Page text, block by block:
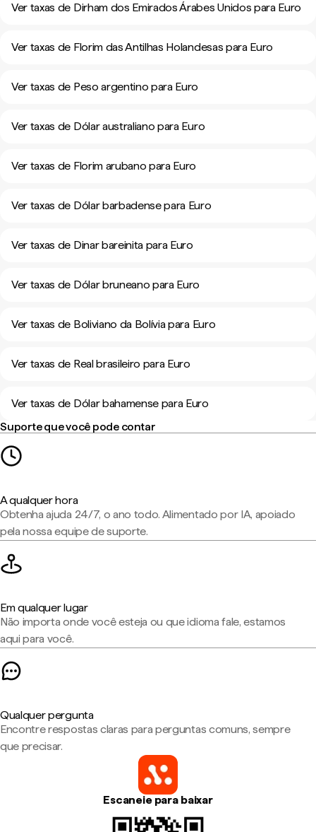
Ver taxas de Dirham dos Emirados Árabes Unidos para Euro
Ver taxas de Florim das Antilhas Holandesas para Euro
Ver taxas de Peso argentino para Euro
Ver taxas de Dólar australiano para Euro
Ver taxas de Florim arubano para Euro
Ver taxas de Dólar barbadense para Euro
Ver taxas de Dinar bareinita para Euro
Ver taxas de Dólar bruneano para Euro
Ver taxas de Boliviano da Bolívia para Euro
Ver taxas de Real brasileiro para Euro
Ver taxas de Dólar bahamense para Euro
Suporte que você pode contar
A qualquer hora
Obtenha ajuda 24/7, o ano todo. Alimentado por IA, apoiado
pela nossa equipe de suporte.
Em qualquer lugar
Não importa onde você esteja ou que idioma fale, estamos
aqui para você.
Qualquer pergunta
Encontre respostas claras para perguntas comuns, sempre
que precisar.
Escaneie para baixar